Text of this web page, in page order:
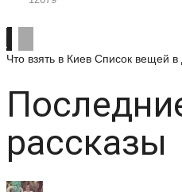
Что взять в Киев Список вещей в
рассказы